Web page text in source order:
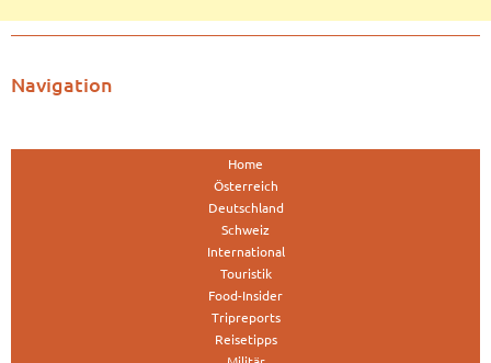
Navigation
Home
Österreich
Deutschland
Schweiz
International
Touristik
Food-Insider
Tripreports
Reisetipps